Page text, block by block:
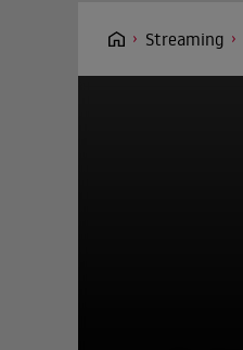
Streaming